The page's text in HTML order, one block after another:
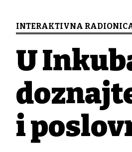
INTERAKTIVNA
U
i